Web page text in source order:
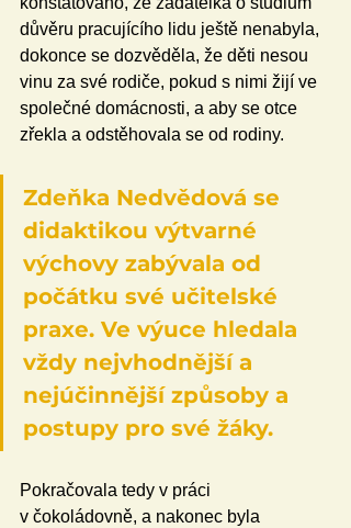
důvěru pracujícího lidu ještě nenabyla,
dokonce se dozvěděla, že děti nesou
vinu za své rodiče, pokud s nimi žijí ve
společné domácnosti, a aby se otce
zřekla a odstěhovala se od rodiny.
Zdeňka Nedvědová se
didaktikou výtvarné
výchovy zabývala od
počátku své učitelské
praxe. Ve výuce hledala
vždy nejvhodnější a
nejúčinnější způsoby a
postupy pro své žáky.
Pokračovala tedy v práci
v čokoládovně, a nakonec byla